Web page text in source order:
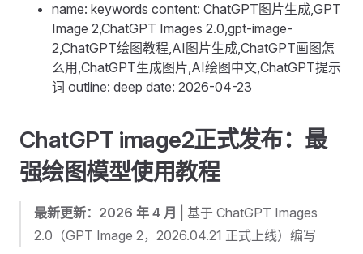
name: keywords content: ChatGPT图片生成,GPT
Image 2,ChatGPT Images 2.0,gpt-image-
2,ChatGPT绘图教程,AI图片生成,ChatGPT画图怎
么用,ChatGPT生成图片,AI绘图中文,ChatGPT提示
词 outline: deep date: 2026-04-23
ChatGPT image2正式发布：最
强绘图模型使用教程
最新更新：2026 年 4 月
| 基于 ChatGPT Images
2.0（GPT Image 2，2026.04.21 正式上线）编写